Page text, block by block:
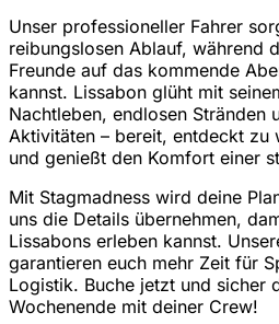
Unser professioneller Fahrer
reibungslosen Ablauf, während
Freunde auf das kommende
kannst. Lissabon glüht mit
Nachtleben, endlosen Stränden
Aktivitäten – bereit, entdeckt zu
und genießt den Komfort einer
Mit Stagmadness wird deine
uns die Details übernehmen,
Lissabons erleben kannst.
garantieren euch mehr Zeit für
Logistik. Buche jetzt und sicher
Wochenende mit deiner Crew!